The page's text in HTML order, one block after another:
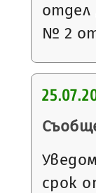
отдел
№ 2
срок